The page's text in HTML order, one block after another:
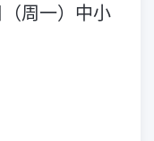
周一）中小